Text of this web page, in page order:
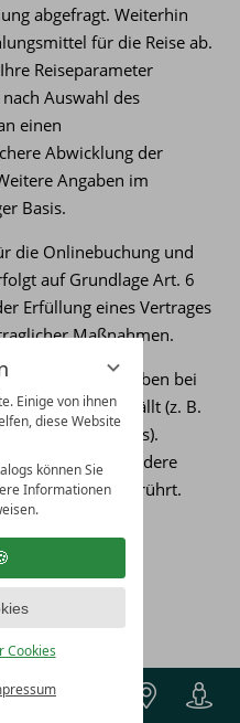
Einige von ihnen
diese Website
können Sie
Informationen
Cookies
abgefragt. Weiterhin
für die Reise ab.
Reiseparameter
Auswahl des
einen
Abwicklung der
Angaben im
Basis.
die Onlinebuchung und
auf Grundlage Art. 6
Erfüllung eines Vertrages
Maßnahmen.
Daten verbleiben bei
entfällt (z. B.
Ihres Anliegens).
– insbesondere
– bleiben unberührt.
über
zu
Vertrag über
und